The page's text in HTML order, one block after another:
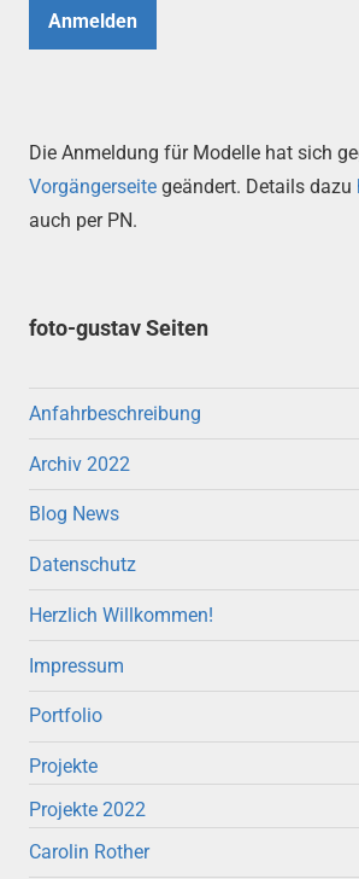
Anmelden
Die Anmeldung für Modelle hat sich
Vorgängerseite geändert. Details dazu
auch per PN.
foto-gustav Seiten
Anfahrbeschreibung
Archiv 2022
Blog News
Datenschutz
Herzlich Willkommen!
Impressum
Portfolio
Projekte
Projekte 2022
Carolin Rother